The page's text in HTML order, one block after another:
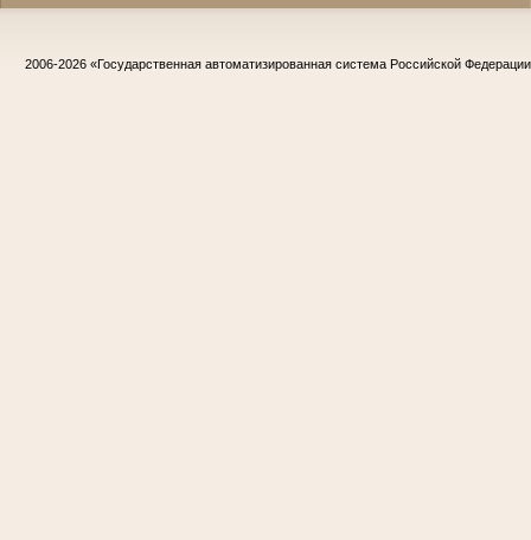
2006-2026 «Государственная автоматизированная система Российской